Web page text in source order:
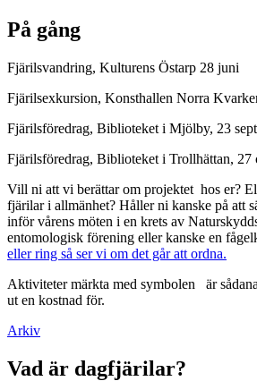
På gång
Fjärilsvandring, Kulturens Östarp 28 juni
Fjärilsexkursion, Konsthallen Norra
Fjärilsföredrag, Biblioteket i Mjölby, 23
Fjärilsföredrag, Biblioteket i Trollhättan, 27
Vill ni att vi berättar om projektet hos er?
fjärilar i allmänhet? Håller ni kanske på att
inför vårens möten i en krets av
entomologisk förening eller kanske en
eller ring så ser vi om det går att ordna.
Aktiviteter märkta med symbolen
är
ut en kostnad för.
Arkiv
Vad är dagfjärilar?